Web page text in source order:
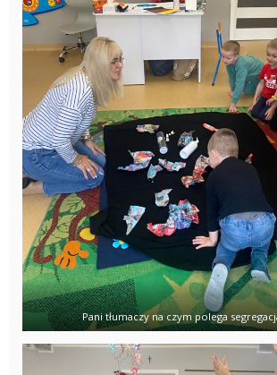
Pani tłumaczy na czym polega